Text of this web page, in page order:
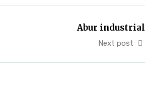
Abur industrial
Next post